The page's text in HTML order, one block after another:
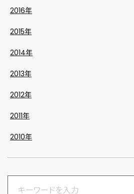
2016年
2015年
2014年
2013年
2012年
2011年
2010年